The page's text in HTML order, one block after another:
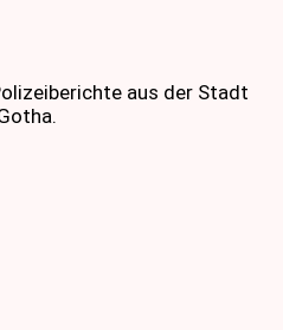
aus der Stadt